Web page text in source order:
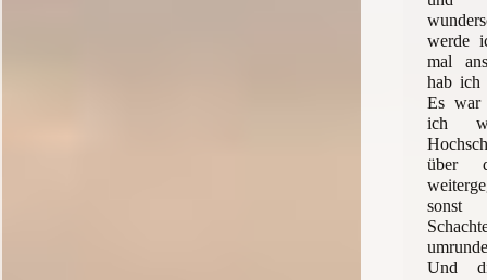
werde
mal
hab ich
Es war
ich
über
Und